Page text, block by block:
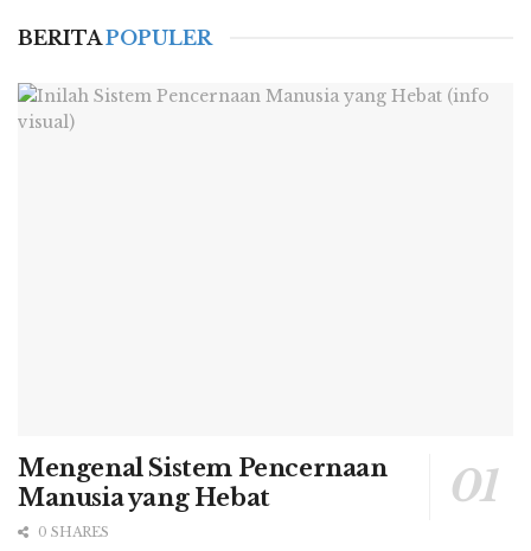
BERITAPOPULER
Mengenal Sistem Pencernaan
Manusia yang Hebat
0 SHARES